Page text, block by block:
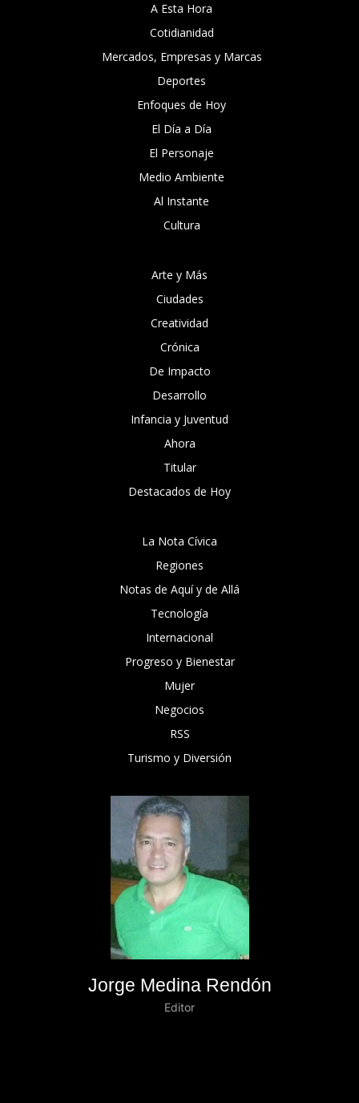
A Esta Hora
Cotidianidad
Mercados, Empresas y Marcas
Deportes
Enfoques de Hoy
El Día a Día
El Personaje
Medio Ambiente
Al Instante
Cultura
Arte y Más
Ciudades
Creatividad
Crónica
De Impacto
Desarrollo
Infancia y Juventud
Ahora
Titular
Destacados de Hoy
La Nota Cívica
Regiones
Notas de Aquí y de Allá
Tecnología
Internacional
Progreso y Bienestar
Mujer
Negocios
RSS
Turismo y Diversión
Jorge Medina Rendón
Editor